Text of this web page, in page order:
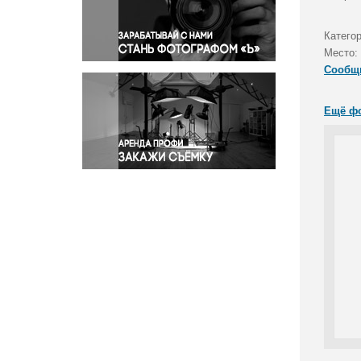
Правосудие
Происшествия и конфликты
Религия
Светская жизнь
Спорт
Экология
Экономика и бизнес
Место:
Ещё